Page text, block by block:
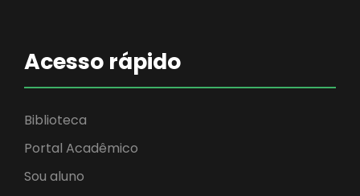
Acesso rápido
Biblioteca
Portal Acadêmico
Sou aluno